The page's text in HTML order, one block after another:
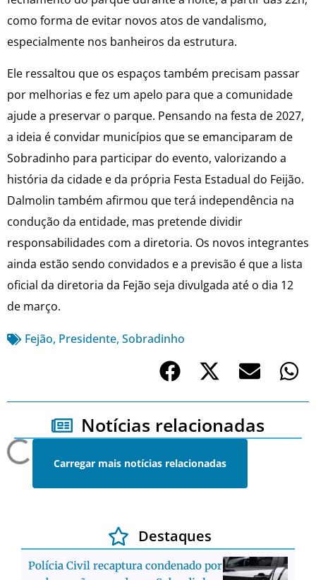
como forma de evitar novos atos de vandalismo,
especialmente nos banheiros da estrutura.
Ele ressaltou que os espaços também precisam passar
por melhorias e fez um apelo para que a comunidade
ajude a preservar o parque. Pensando na festa de 2027,
a ideia é convidar municípios que se emanciparam de
Sobradinho para participar do evento, valorizando a
história da cidade e da própria Festa Estadual do Feijão.
Dalmolin também afirmou que terá independência na
condução da entidade, mas pretende dividir
responsabilidades com a diretoria. Os novos integrantes
ainda estão sendo convidados e a previsão é que a lista
oficial da diretoria da Fejão seja divulgada até o dia 12
de março.
Fejão, Presidente, Sobradinho
Notícias relacionadas
Carregar mais notícias relacionadas
Destaques
Polícia Civil recaptura condenado por